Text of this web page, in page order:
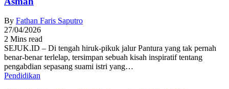
By Fathan Faris Saputro
27/04/2026
2 Mins read
SEJUK.ID – Di tengah hiruk-pikuk jalur Pantura yang tak pernah
benar-benar terlelap, tersimpan sebuah kisah inspiratif tentang
pengabdian sepasang suami istri yang…
Pendidikan